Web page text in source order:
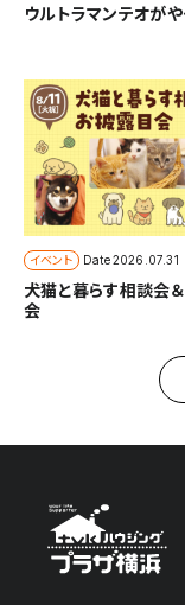
ウルトラマンテオがや
イベント Date2026.07.31
犬猫と暮らす相談会
会